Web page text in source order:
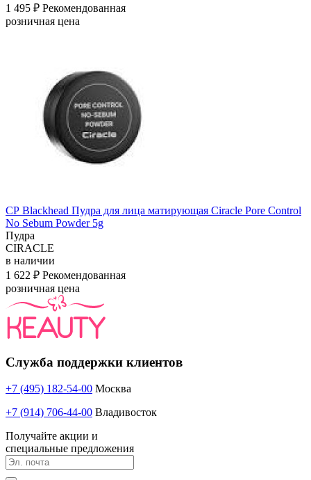
1 495 ₽ Рекомендованная
розничная цена
СР Blackhead Пудра для лица матирующая Ciracle Pore Control
No Sebum Powder 5g
Пудра
CIRACLE
в наличии
1 622 ₽ Рекомендованная
розничная цена
Служба поддержки клиентов
+7 (495) 182-54-00 Москва
+7 (914) 706-44-00 Владивосток
Получайте акции и
специальные предложения